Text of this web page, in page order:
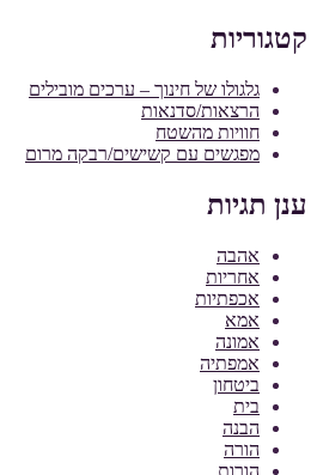
קטגוריות
גלגולו של חינוך – ערכים מובילים
הרצאות/סדנאות
חוויות מהשטח
מפגשים עם קשישים/רבקה מרום
ענן תגיות
אהבה
אחריות
אכפתיות
אמא
אמונה
אמפתיה
ביטחון
בית
הבנה
הורה
הורות